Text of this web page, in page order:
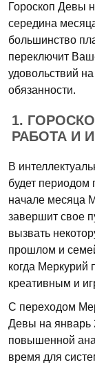
Гороскоп Девы
середина
большинство
переключит
удовольствий
обязанности.
1.
РАБОТА И
В
будет периодом
начале месяца
завершит свое
вызвать
прошлом и
когда Меркурий
креативным и
С переходом
Девы на январь
повышенной
время для